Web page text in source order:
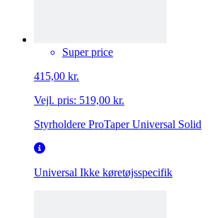
Super price
415,00 kr.
Vejl. pris: 519,00 kr.
Styrholdere ProTaper Universal Solid
Universal Ikke køretøjsspecifik